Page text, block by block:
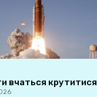
вчаться крутитися